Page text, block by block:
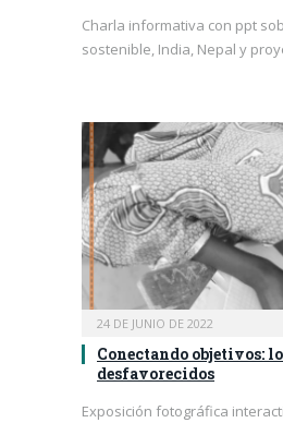
Charla informativa con ppt
sostenible, India, Nepal y
24 DE JUNIO DE 2022
Conectando objetivos:
desfavorecidos
Exposición fotográfica